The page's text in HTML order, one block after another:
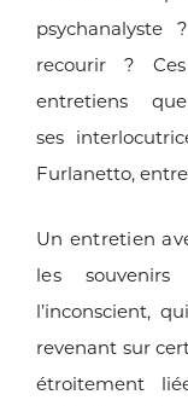
psychanalyste
recourir ?
entretiens
ses
Furlanetto,
Un entretien
les
l’inconscient,
revenant sur
étroitement